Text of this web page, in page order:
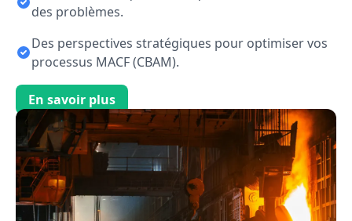
des problèmes.
Des perspectives stratégiques pour optimiser vos
processus MACF (CBAM).
En savoir plus